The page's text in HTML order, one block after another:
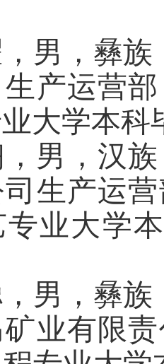
男，彝族
产运营
大学本科
，男，汉
生产运
业大学
男，彝族
业有限